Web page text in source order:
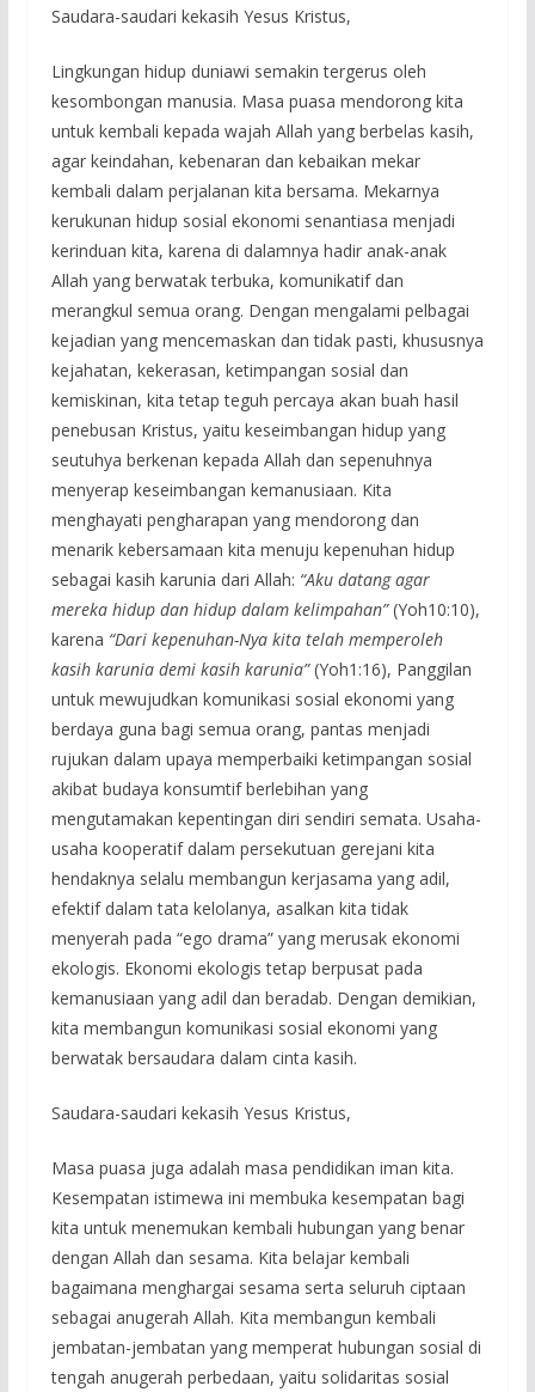
Saudara-saudari kekasih Yesus Kristus,
Lingkungan hidup duniawi semakin tergerus oleh
kesombongan manusia. Masa puasa mendorong kita
untuk kembali kepada wajah Allah yang berbelas kasih,
agar keindahan, kebenaran dan kebaikan mekar
kembali dalam perjalanan kita bersama. Mekarnya
kerukunan hidup sosial ekonomi senantiasa menjadi
kerinduan kita, karena di dalamnya hadir anak-anak
Allah yang berwatak terbuka, komunikatif dan
merangkul semua orang. Dengan mengalami pelbagai
kejadian yang mencemaskan dan tidak pasti, khususnya
kejahatan, kekerasan, ketimpangan sosial dan
kemiskinan, kita tetap teguh percaya akan buah hasil
penebusan Kristus, yaitu keseimbangan hidup yang
seutuhya berkenan kepada Allah dan sepenuhnya
menyerap keseimbangan kemanusiaan. Kita
menghayati pengharapan yang mendorong dan
menarik kebersamaan kita menuju kepenuhan hidup
sebagai kasih karunia dari Allah: “Aku datang agar
mereka hidup dan hidup dalam kelimpahan”(Yoh10:10),
karena “Dari kepenuhan-Nya kita telah memperoleh
kasih karunia demi kasih karunia”(Yoh1:16), Panggilan
untuk mewujudkan komunikasi sosial ekonomi yang
berdaya guna bagi semua orang, pantas menjadi
rujukan dalam upaya memperbaiki ketimpangan sosial
akibat budaya konsumtif berlebihan yang
mengutamakan kepentingan diri sendiri semata. Usaha-
usaha kooperatif dalam persekutuan gerejani kita
hendaknya selalu membangun kerjasama yang adil,
efektif dalam tata kelolanya, asalkan kita tidak
menyerah pada “ego drama” yang merusak ekonomi
ekologis. Ekonomi ekologis tetap berpusat pada
kemanusiaan yang adil dan beradab. Dengan demikian,
kita membangun komunikasi sosial ekonomi yang
berwatak bersaudara dalam cinta kasih.
Saudara-saudari kekasih Yesus Kristus,
Masa puasa juga adalah masa pendidikan iman kita.
Kesempatan istimewa ini membuka kesempatan bagi
kita untuk menemukan kembali hubungan yang benar
dengan Allah dan sesama. Kita belajar kembali
bagaimana menghargai sesama serta seluruh ciptaan
sebagai anugerah Allah. Kita membangun kembali
jembatan-jembatan yang memperat hubungan sosial di
tengah anugerah perbedaan, yaitu solidaritas sosial